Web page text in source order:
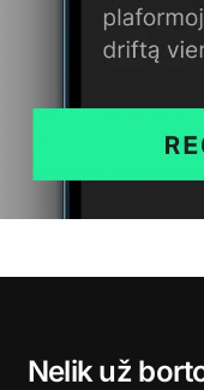
Nelik už